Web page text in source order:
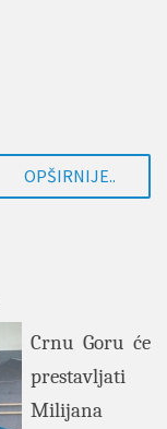
OPŠIRNIJE..
Crnu Goru će
prestavljati
Milijana